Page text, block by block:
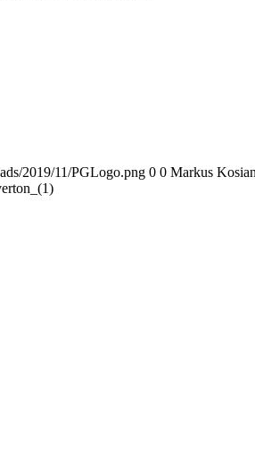
2019/11/PGLogo.png 0 0 Markus Kosian